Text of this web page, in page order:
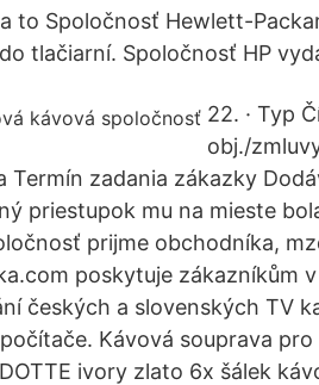
to Spoločnosť Hewlett-
tlačiarní. Spoločnosť HP
22. · Typ
obj./
Termín zadania zákazky
priestupok mu na mieste
prijme obchodníka,
poskytuje zákazníkům
českých a slovenských TV
Kávová souprava
ivory zlato 6x šálek